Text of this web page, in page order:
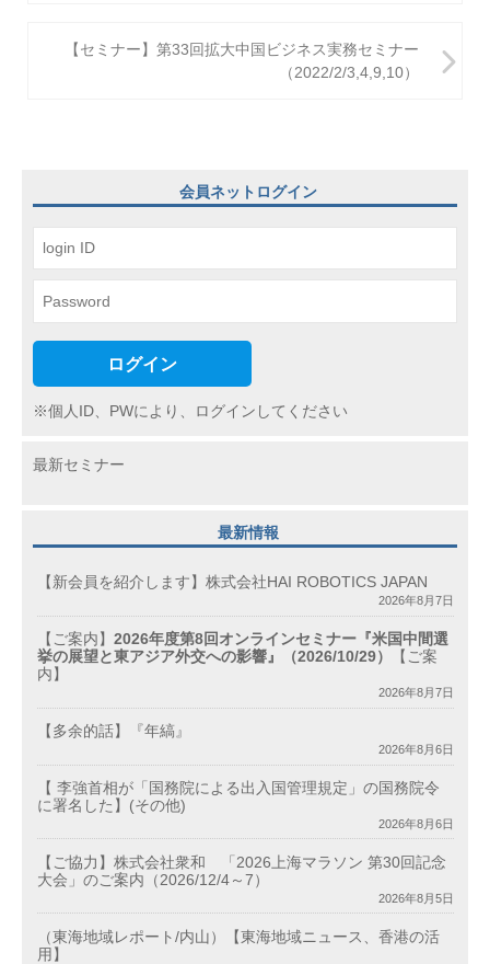
ン
【セミナー】第33回拡大中国ビジネス実務セミナー
（2022/2/3,4,9,10）
会員ネットログイン
ログイン
※個人ID、PWにより、ログインしてください
最新セミナー
最新情報
【新会員を紹介します】株式会社HAI ROBOTICS JAPAN
2026年8月7日
【ご案内】 2026年度第8回オンラインセミナー『米国中間選
挙の展望と東アジア外交への影響』（2026/10/29）
【ご案
内】
2026年8月7日
【多余的話】『年縞』
2026年8月6日
【 李強首相が「国務院による出入国管理規定」の国務院令
に署名した】(その他)
2026年8月6日
【ご協力】株式会社衆和 「2026上海マラソン 第30回記念
大会」のご案内（2026/12/4～7）
2026年8月5日
（東海地域レポート/内山）【東海地域ニュース、香港の活
用】